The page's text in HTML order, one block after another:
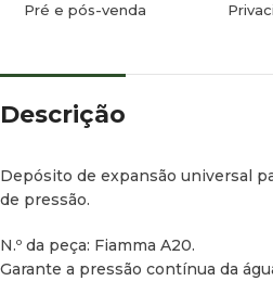
Pré e pós-venda
Descrição
Depósito de expansão universal
de pressão.
N.º da peça: Fiamma A20.
Garante a pressão contínua da